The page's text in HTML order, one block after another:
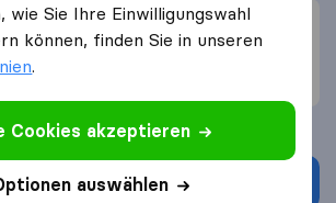
(2)
Möbeln (1)
anfordern
wie Sie Ihre Einwilligungswahl
können, finden Sie in unseren
.
Cookies akzeptieren
auswählen